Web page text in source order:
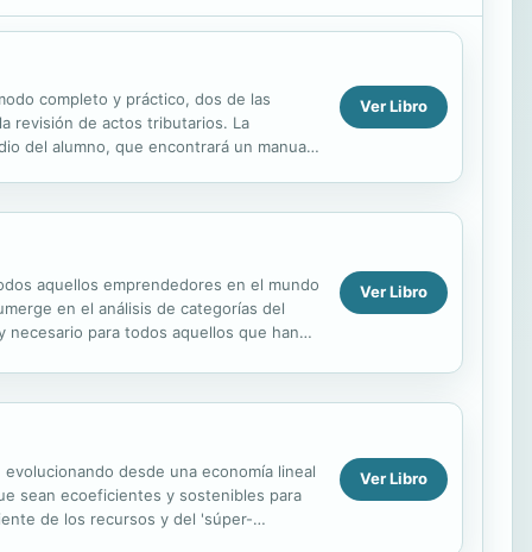
completo y práctico, dos de las
revisión de actos tributarios. La
del alumno, que encontrará un manual
Ver Libro
aquellos emprendedores en el mundo
en el análisis de categorías del
para todos aquellos que han
Ver Libro
desde una economía lineal
sean ecoeficientes y sostenibles para
de los recursos y del 'súper-
Ver Libro